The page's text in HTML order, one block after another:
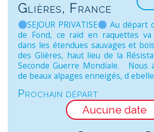
Glières, France
SEJOUR PRIVATISE
Au départ
de Fond, ce raid en raquettes va
dans les étendues sauvages et
des Glières, haut lieu de la
Seconde Guerre Mondiale. Nous
de beaux alpages enneigés, d
Prochain départ
Aucune date